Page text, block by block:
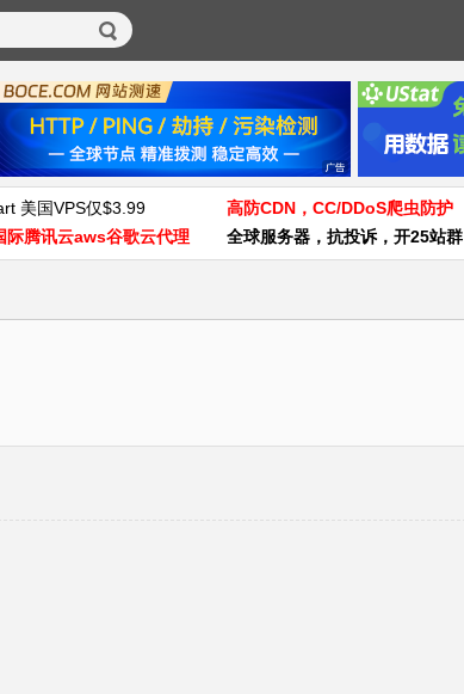
美国VPS仅$3.99 高防CDN，CC/DDoS爬虫防护
际腾讯云aws谷歌云代理 全球服务器，抗投诉，开25站群